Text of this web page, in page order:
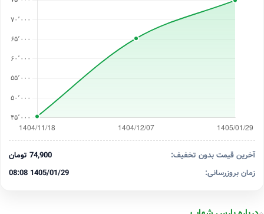
آخرین قیمت بدون تخفیف:
74,900 تومان
زمان بروزرسانی:
1405/01/29 08:08